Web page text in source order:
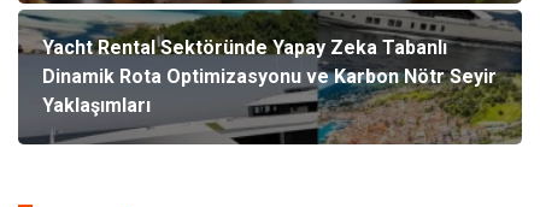
Yacht Rental Sektöründe Yapay Zeka Tabanlı
Dinamik Rota Optimizasyonu ve Karbon Nötr Seyir
Yaklaşımları